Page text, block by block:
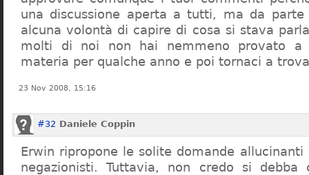
una discussione aperta a tutti, ma da parte
alcuna volontà di capire di cosa si stava
molti di noi non hai nemmeno provato a
materia per qualche anno e poi tornaci a
23 Nov 2008, 15:16
#32 Daniele Coppin
Erwin ripropone le solite domande
negazionisti. Tuttavia, non credo si debba